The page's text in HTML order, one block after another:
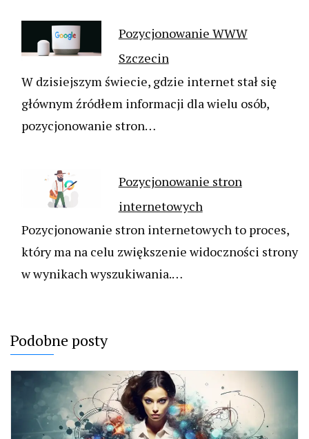
Pozycjonowanie WWW
Szczecin
W dzisiejszym świecie, gdzie internet stał się
głównym źródłem informacji dla wielu osób,
pozycjonowanie stron…
Pozycjonowanie stron
internetowych
Pozycjonowanie stron internetowych to proces,
który ma na celu zwiększenie widoczności strony
w wynikach wyszukiwania.…
Podobne posty